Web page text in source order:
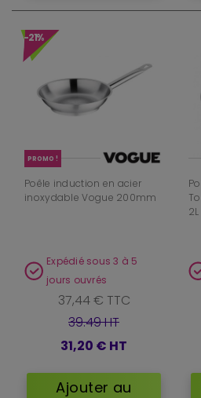
-21%
PROMO !
Poêle induction en acier
inoxydable Vogue 200mm
Expédié sous 3 à 5
jours ouvrés
37,44 € TTC
39.49 HT
31,20 € HT
Ajouter au
2L